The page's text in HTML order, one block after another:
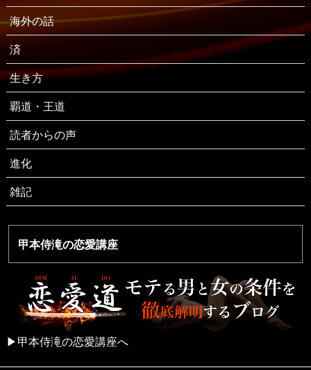
海外の話
済
生き方
覇道・王道
読者からの声
進化
雑記
甲本侍滝の恋愛講座
▶︎甲本侍滝の恋愛講座へ